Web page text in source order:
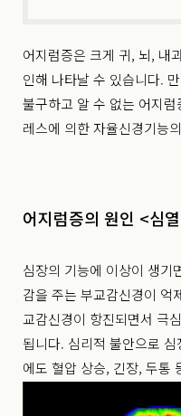
어지럼증은 크게 귀, 뇌, 내
인해 나타날 수 있습니다.
불구하고 알 수 없는 어지
레스에 의한 자율신경기능
어지럼증의 원인 <심
심장의 기능에 이상이 생기
감을 주는 부교감신경이 억
교감신경이 항진되면서 극
됩니다. 심리적 불안으로
에도 혈압 상승, 긴장, 두통